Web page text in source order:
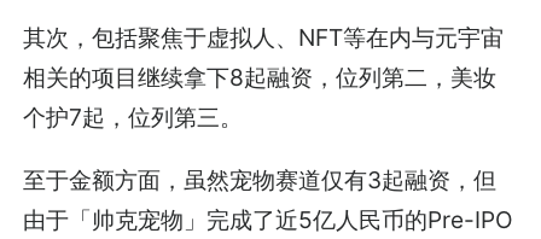
其次，包括聚焦于虚拟人、NFT等在内与元宇宙
相关的项目继续拿下8起融资，位列第二，美妆
个护7起，位列第三。
至于金额方面，虽然宠物赛道仅有3起融资，但
由于「帅克宠物」完成了近5亿人民币的Pre-IPO